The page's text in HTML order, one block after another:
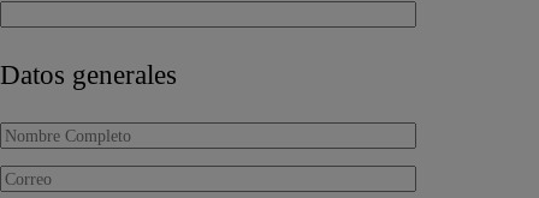
Datos generales